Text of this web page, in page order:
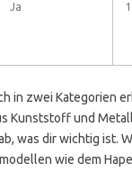
Ja
in zwei Kategorien
Kunststoff und
was dir wichtig ist.
wie dem